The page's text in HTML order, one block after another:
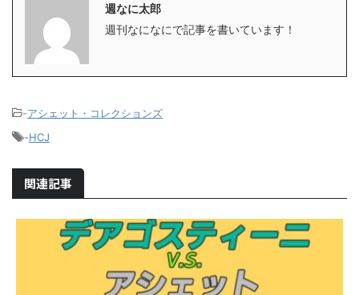
週なに太郎
週刊なになにで記事を書いています！
-アシェット・コレクションズ
-HCJ
関連記事